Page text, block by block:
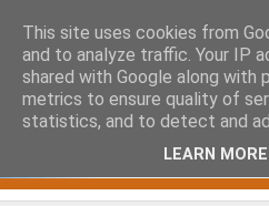
This site uses cookies from
and to analyze traffic. Your IP
shared with Google along with
metrics to ensure quality of
statistics, and to detect and
LEARN MORE